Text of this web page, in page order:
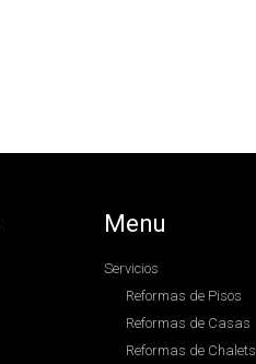
Menu
Servicios
Reformas de Pisos
Reformas de Casas
Reformas de Chalets